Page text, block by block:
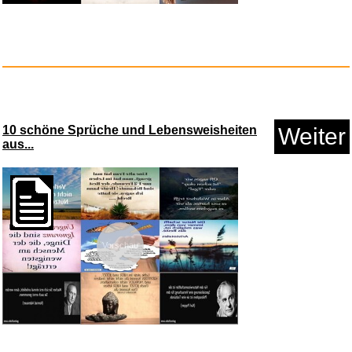
Silver Linings...
10 schöne Sprüche und Lebensweisheiten
aus...
Weiter
Vorschau